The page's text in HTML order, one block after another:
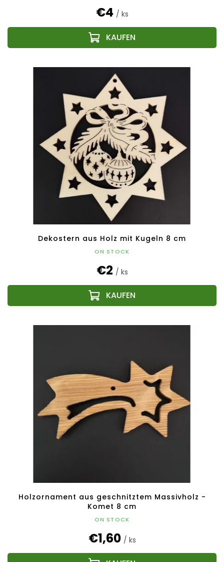
€4 / ks
Dekostern aus Holz mit Kugeln 8 cm
ON STOCK
€2 / ks
Holzornament aus geschnitztem Massivholz -
Komet 8 cm
ON STOCK
€1,60 / ks